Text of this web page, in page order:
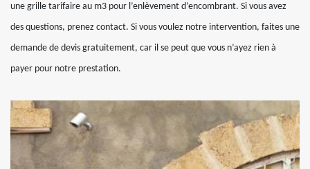
une grille tarifaire au m3 pour l’enlèvement d’encombrant. Si vous avez
des questions, prenez contact. Si vous voulez notre intervention, faites une
demande de devis gratuitement, car il se peut que vous n’ayez rien à
payer pour notre prestation.